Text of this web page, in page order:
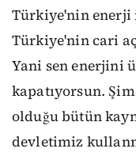
Türkiye'nin enerji
Türkiye'nin cari
Yani sen enerjini
kapatıyorsun.
olduğu bütün
devletimiz